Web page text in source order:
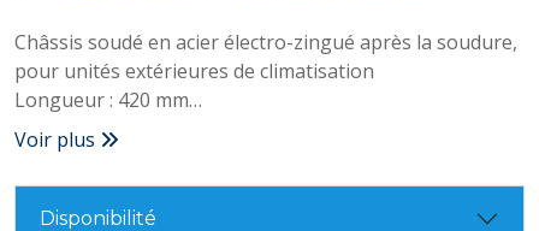
Châssis soudé en acier électro-zingué après la soudure,
pour unités extérieures de climatisation
Longueur : 420 mm
Poids supporté : 140 Kg
Voir plus
Disponibilité